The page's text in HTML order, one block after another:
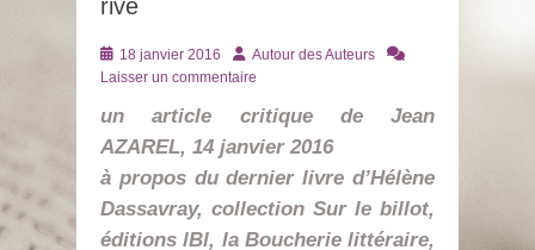
rive
Posté
le
18 janvier 2016 AuteurAutour des Auteurs
Laisser un commentaire
un article critique de Jean
AZAREL, 14 janvier 2016
à propos du dernier livre d’Hélène
Dassavray, collection Sur le billot,
éditions lBl, la Boucherie littéraire,